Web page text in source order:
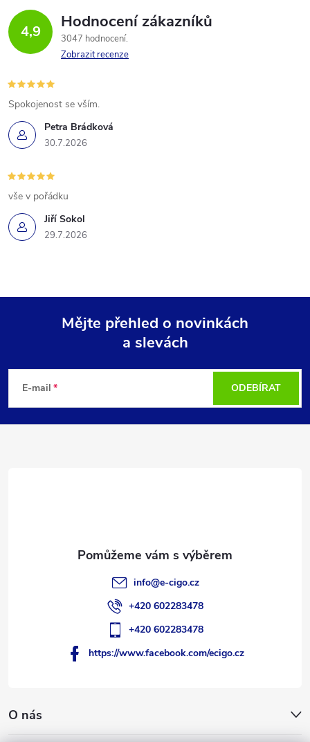
4,9 Hodnocení zákazníků
3047 hodnocení
Zobrazit recenze
Petra Brádková
30.7.2026
Spokojenost se vším.
Jiří Sokol
29.7.2026
vše v pořádku
p
Mějte přehled o novinkách
a slevách
E-mail ODEBÍRAT
O nás
info@e-cigo.cz
+420 602283478
+420 602283478
https://www.facebook.com/ecigo.cz